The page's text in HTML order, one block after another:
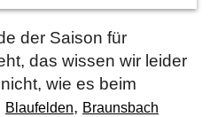
der Saison für
das wissen wir leider
wie es beim
Blaufelden, Braunsbach